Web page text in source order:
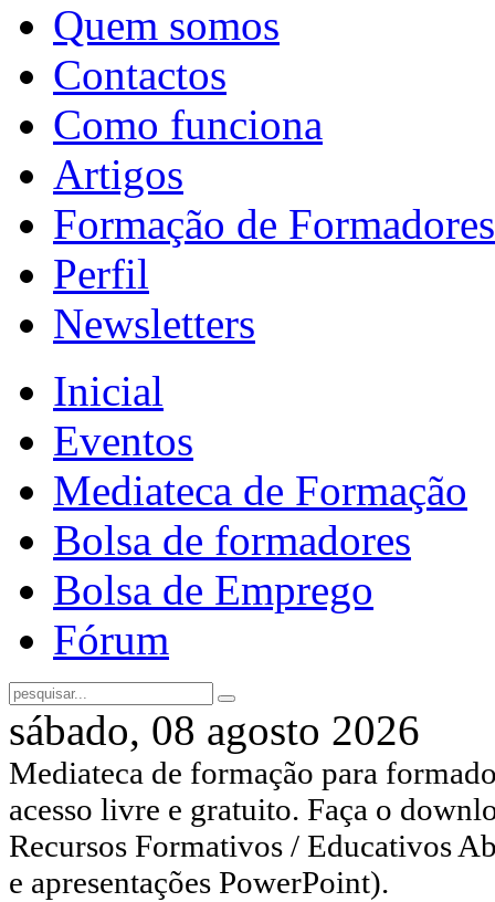
Quem somos
Contactos
Como funciona
Artigos
Formação de Formadores
Perfil
Newsletters
Inicial
Eventos
Mediateca de Formação
Bolsa de formadores
Bolsa de Emprego
Fórum
sábado, 08 agosto 2026
Mediateca de formação para
acesso livre e gratuito. Faça o
Recursos Formativos / Educativos
e apresentações PowerPoint).